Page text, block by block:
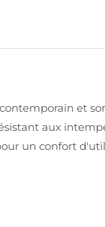
et
aux
un confort